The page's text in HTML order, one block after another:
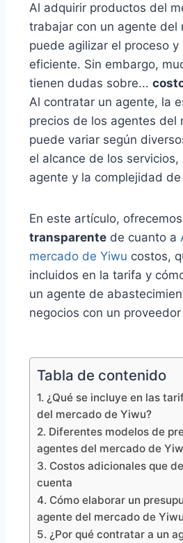
Al adquirir productos del
trabajar con un agente del
puede agilizar el proceso y
eficiente. Sin embargo,
tienen dudas sobre...
Al contratar un agente, la
precios de los agentes del
puede variar según
el alcance de los
agente y la complejidad
En este artículo,
transparente de cuanto a
mercado de Yiwu costos,
incluidos en la tarifa y
un agente de
negocios con un
Tabla de contenido
1. ¿Qué se incluye en las
del mercado de Yiwu?
2. Diferentes modelos de
agentes del mercado de
3. Costos adicionales que
cuenta
4. Cómo elaborar un
agente del mercado de Yiwu
5. ¿Por qué contratar a un